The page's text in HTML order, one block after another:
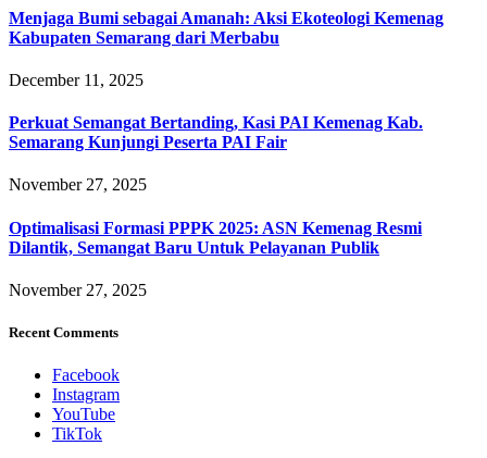
Menjaga Bumi sebagai Amanah: Aksi Ekoteologi Kemenag
Kabupaten Semarang dari Merbabu
December 11, 2025
Perkuat Semangat Bertanding, Kasi PAI Kemenag Kab.
Semarang Kunjungi Peserta PAI Fair
November 27, 2025
Optimalisasi Formasi PPPK 2025: ASN Kemenag Resmi
Dilantik, Semangat Baru Untuk Pelayanan Publik
November 27, 2025
Recent Comments
Facebook
Instagram
YouTube
TikTok